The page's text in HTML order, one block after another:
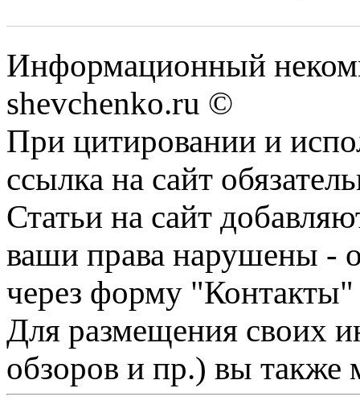
Информационный
shevchenko.ru ©
При цитировании и
ссылка на сайт
Статьи на сайт
ваши права нарушены -
через форму "Контакты"
Для размещения своих
обзоров и пр.) вы также